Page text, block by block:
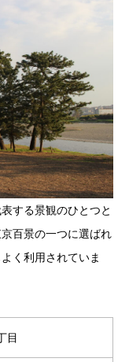
する景観のひとつと
百景の一つに選ばれ
く利用されていま
目